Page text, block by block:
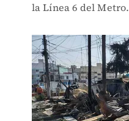
la Línea 6 del Metro.